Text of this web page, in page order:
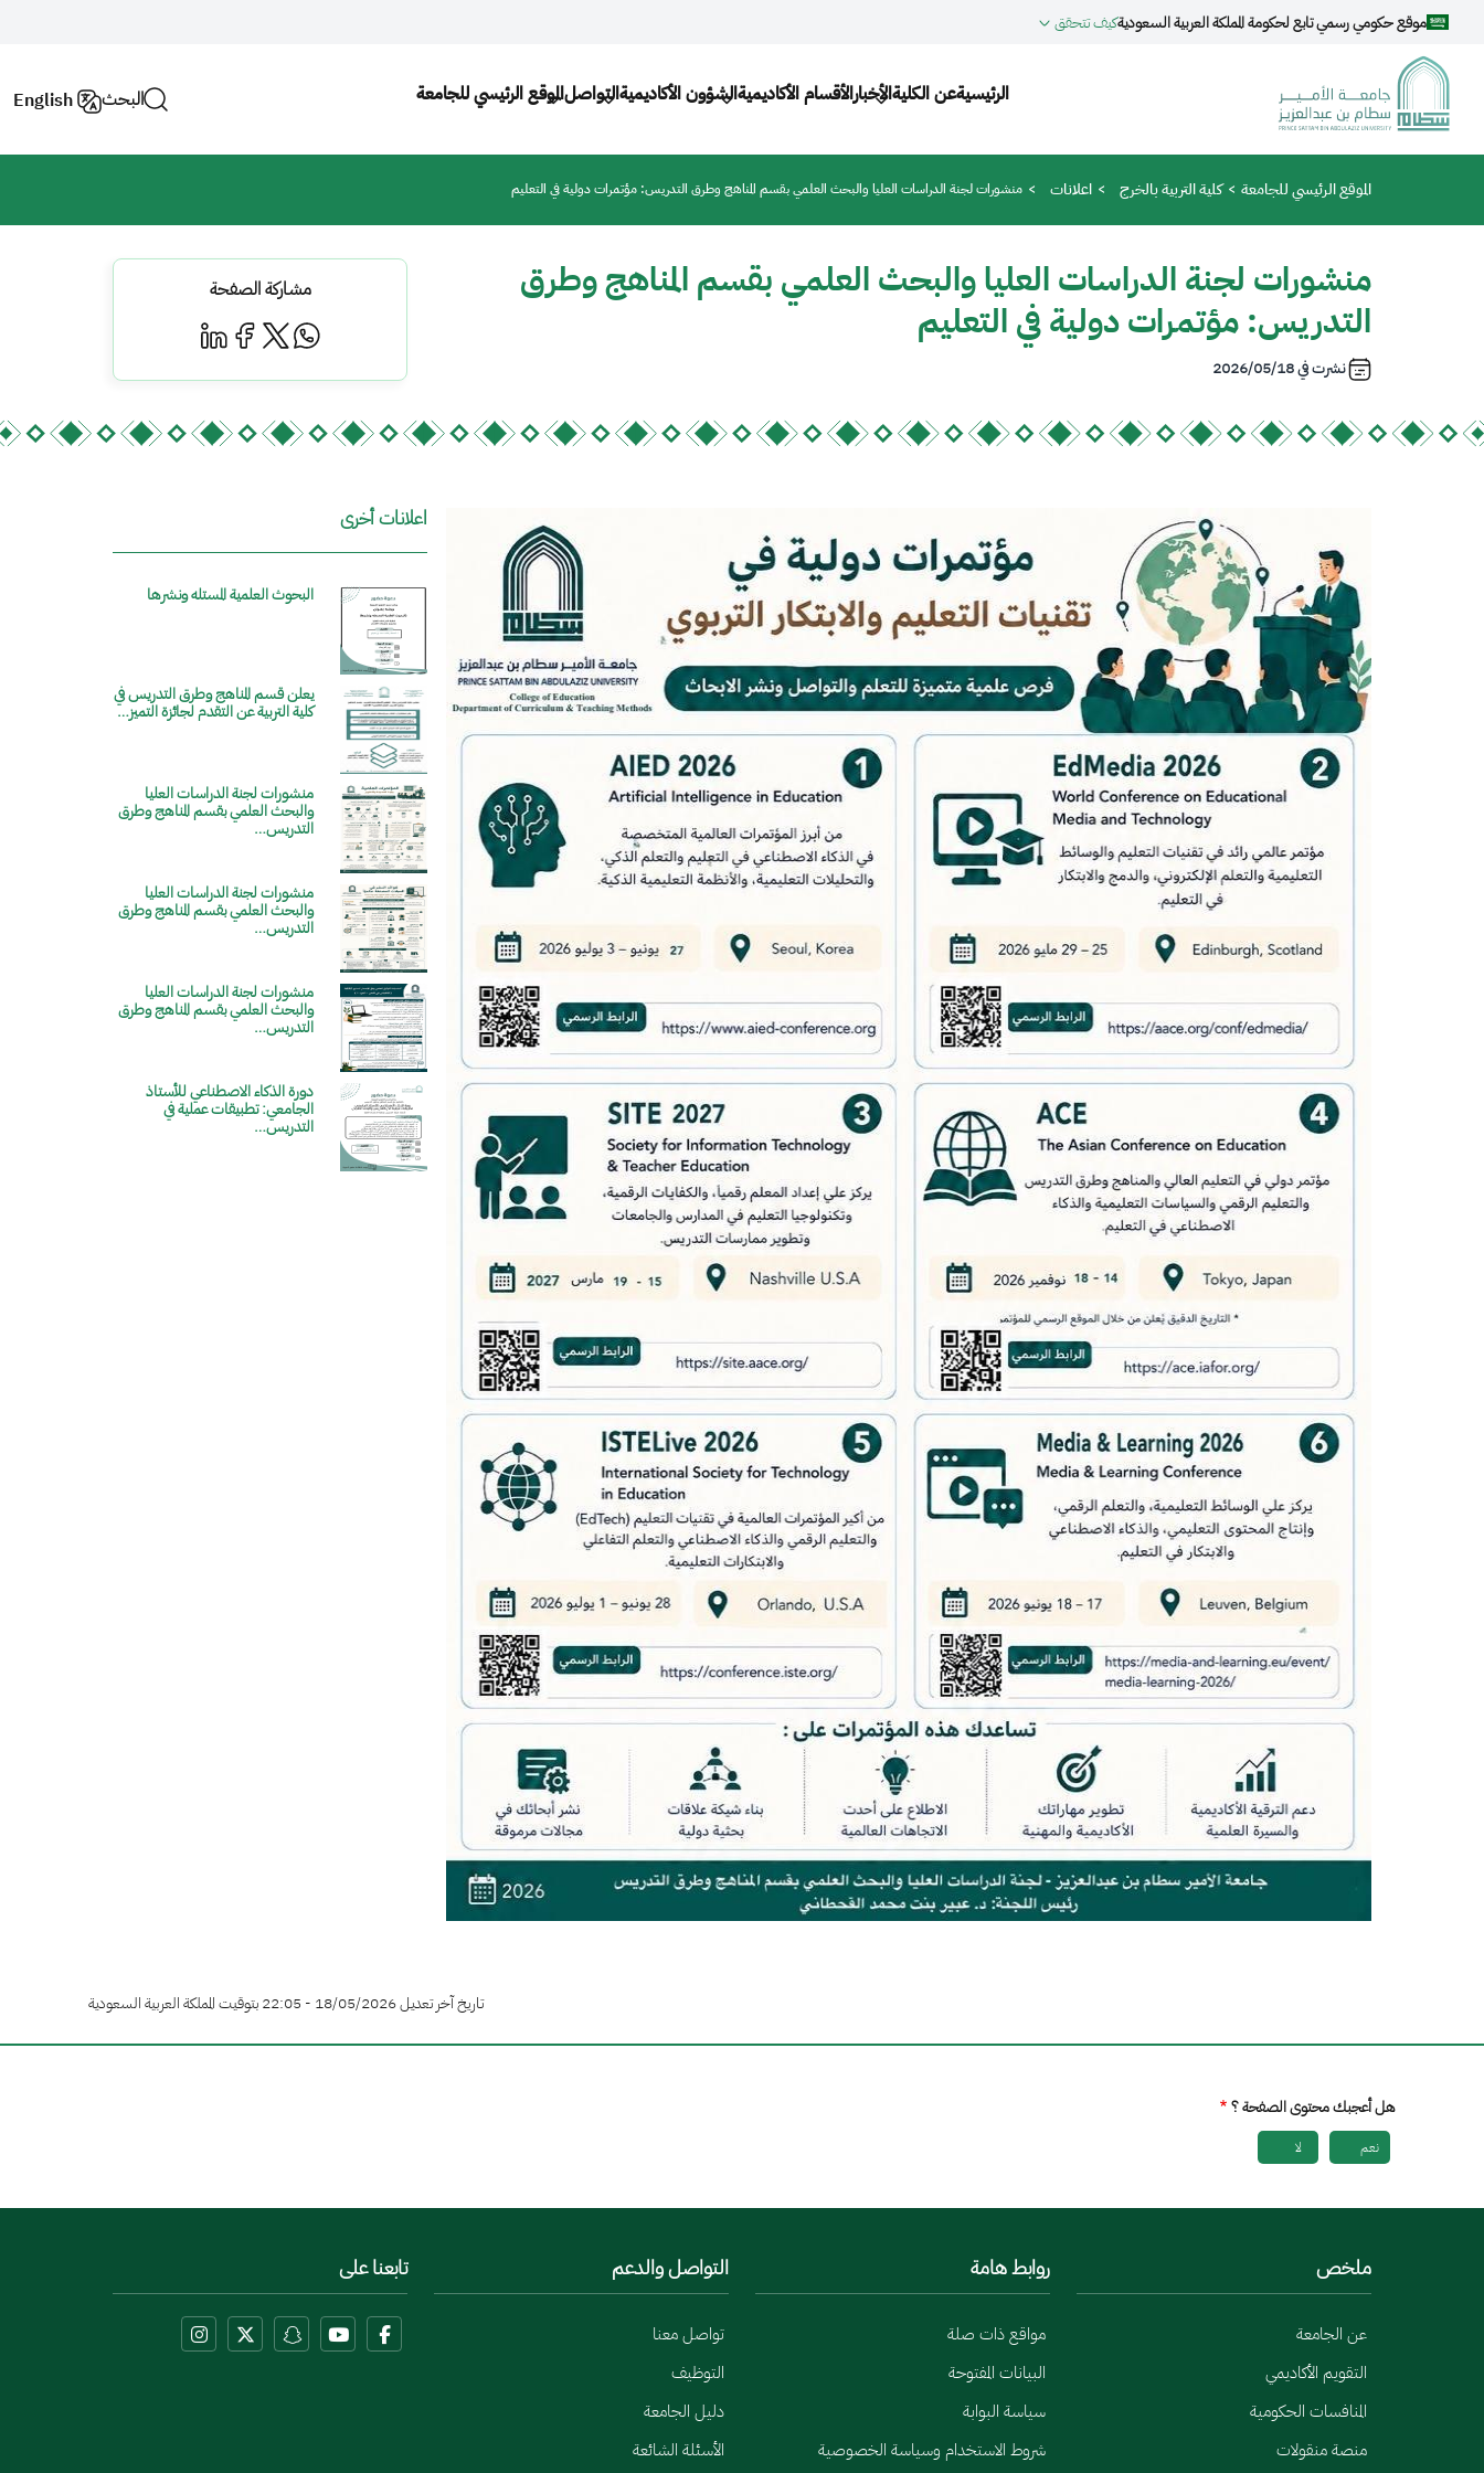
تجاوز إلى المحتوى الرئيسي
موقع حكومي رسمي تابع لحكومة المملكة العربية السعوديةكيف تتحقق
Main navigation
الرئيسيةعن الكليةالأخباراﻷقسام الأكاديميةالشؤون الأكاديميةالتواصلالموقع الرئيسي للجامعة البحث English
مسار التنقل
الموقع الرئيسي للجامعة كلية التربية بالخرج اعلانات منشورات لجنة الدراسات العليا والبحث العلمي بقسم المناهج وطرق التدريس: مؤتمرات دولية في التعليم
منشورات لجنة الدراسات العليا والبحث العلمي بقسم المناهج وطرق
التدريس: مؤتمرات دولية في التعليم
نشرت في2026/05/18
مشاركة الصفحة
اعلانات أخرى
الصورة البحوث العلمية المستله ونشرها
الصورة يعلن قسم المناهج وطرق التدريس في
كلية التربية عن التقدم لجائزة التميز…
الصورة منشورات لجنة الدراسات العليا
والبحث العلمي بقسم المناهج وطرق
التدريس…
الصورة منشورات لجنة الدراسات العليا
والبحث العلمي بقسم المناهج وطرق
التدريس…
الصورة منشورات لجنة الدراسات العليا
والبحث العلمي بقسم المناهج وطرق
التدريس…
الصورة دورة الذكاء الاصطناعي للأستاذ
الجامعي: تطبيقات عملية في
التدريس…
تاريخ آخر تعديل 18/05/2026 - 22:05 بتوقيت المملكة العربية السعودية
هل أعجبك محتوى الصفحة ؟
نعم لا
ملخص
عن الجامعة
التقويم الأكاديمي
المنافسات الحكومية
منصة منقولات
روابط هامة
مواقع ذات صلة
البيانات المفتوحة
سياسة البوابة
شروط الاستخدام وسياسة الخصوصية
التواصل والدعم
تواصل معنا
التوظيف
دليل الجامعة
الأسئلة الشائعة
تابعنا على